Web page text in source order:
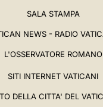
SALA STAMPA
NEWS - RADIO
L'OSSERVATORE ROMANO
SITI INTERNET VATICANI
DELLA CITTA' DEL